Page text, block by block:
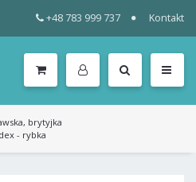
+48 783 999 737 Kontakt
brytyjka
- rybka